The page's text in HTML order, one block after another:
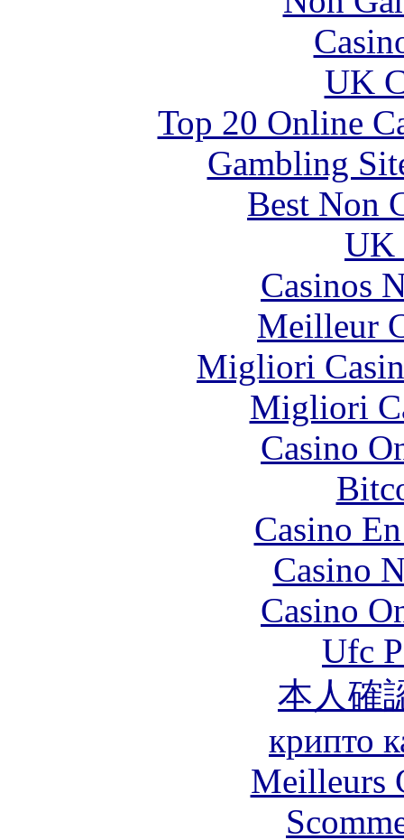
UK
Top 20 Online
Gambling
Best Non
UK
Casinos
Meilleur
Migliori
Migliori
Casino
Casino
Casino
Casino
Ufc
本人確
крипто
Meilleurs